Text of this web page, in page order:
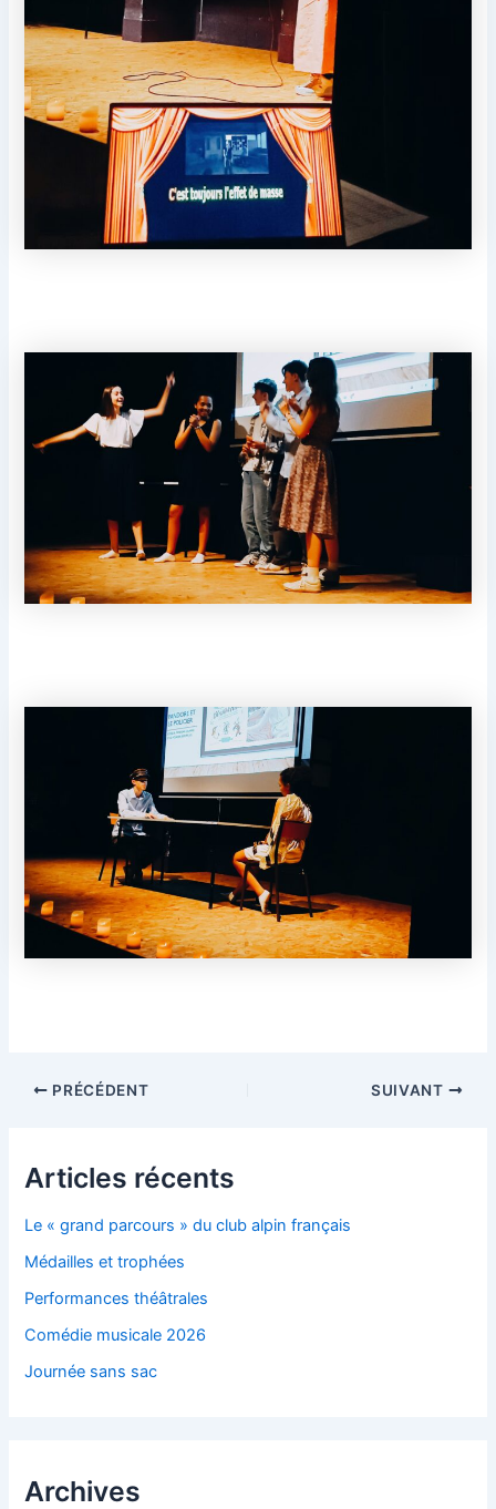
NavigationPRÉCÉDENT SUIVANT
Articles récents
Le « grand parcours » du club alpin français
Médailles et trophées
Performances théâtrales
Comédie musicale 2026
Journée sans sac
Archives